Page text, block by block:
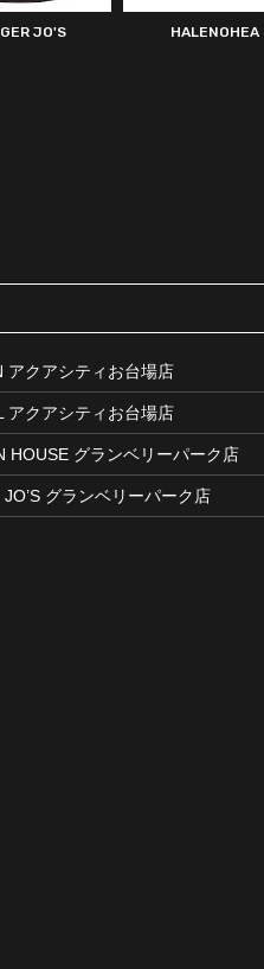
JO'S HALENOHEA
アクアシティお台場店
アクアシティお台場店
HOUSE グランベリーパーク店
グランベリーパーク店